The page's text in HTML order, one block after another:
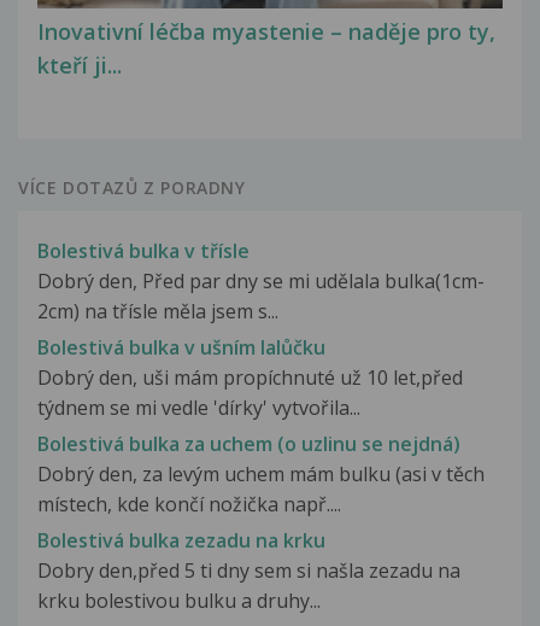
Inovativní léčba myastenie – naděje pro ty,
kteří ji...
VÍCE DOTAZŮ Z PORADNY
Bolestivá bulka v třísle
Dobrý den, Před par dny se mi udělala bulka(1cm-
2cm) na třísle měla jsem s...
Bolestivá bulka v ušním lalůčku
Dobrý den, uši mám propíchnuté už 10 let,před
týdnem se mi vedle 'dírky' vytvořila...
Bolestivá bulka za uchem (o uzlinu se nejdná)
Dobrý den, za levým uchem mám bulku (asi v těch
místech, kde končí nožička např....
Bolestivá bulka zezadu na krku
Dobry den,před 5 ti dny sem si našla zezadu na
krku bolestivou bulku a druhy...